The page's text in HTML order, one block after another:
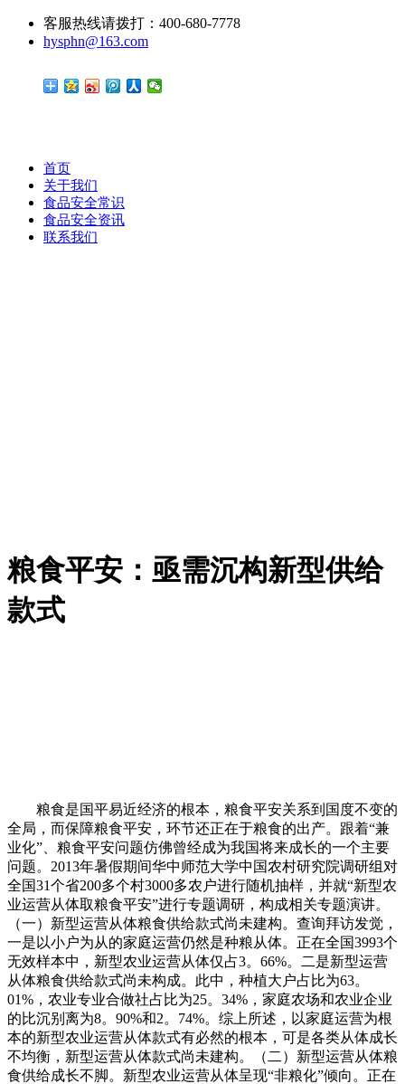
客服热线请拨打：400-680-7778
hysphn@163.com
首页
关于我们
食品安全常识
食品安全资讯
联系我们
粮食平安：亟需沉构新型供给
款式
粮食是国平易近经济的根本，粮食平安关系到国度不变的
全局，而保障粮食平安，环节还正在于粮食的出产。跟着“兼
业化”、粮食平安问题仿佛曾经成为我国将来成长的一个主要
问题。2013年暑假期间华中师范大学中国农村研究院调研组对
全国31个省200多个村3000多农户进行随机抽样，并就“新型农
业运营从体取粮食平安”进行专题调研，构成相关专题演讲。
（一）新型运营从体粮食供给款式尚未建构。查询拜访发觉，
一是以小户为从的家庭运营仍然是种粮从体。正在全国3993个
无效样本中，新型农业运营从体仅占3。66%。二是新型运营
从体粮食供给款式尚未构成。此中，种植大户占比为63。
01%，农业专业合做社占比为25。34%，家庭农场和农业企业
的比沉别离为8。90%和2。74%。综上所述，以家庭运营为根
本的新型农业运营从体款式有必然的根本，可是各类从体成长
不均衡，新型运营从体款式尚未建构。（二）新型运营从体粮
食供给成长不脚。新型农业运营从体呈现“非粮化”倾向。正在